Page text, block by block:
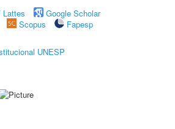
Lattes
Google Scholar
Scopus
Fapesp
UNESP